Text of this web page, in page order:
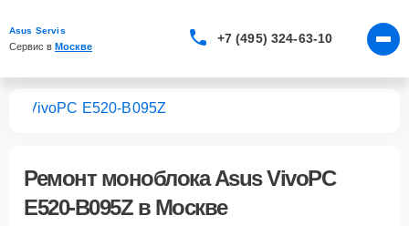
Asus Servis
Сервис в Москве
+7 (495) 324-63-10
VivoPC E520-B095Z
Ремонт моноблока Asus VivoPC
E520-B095Zв Москве